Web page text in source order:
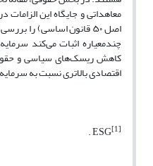
معاهداتی و جایگاه این
اصل ۵۰ قانون اساسی) را بررسی می
چندمعیاره اثبات میکند سرمایه
کاهش ریسکهای سیاسی و
اقتصادی بالاتری نسبت به سرمایه
[1]
. ESG